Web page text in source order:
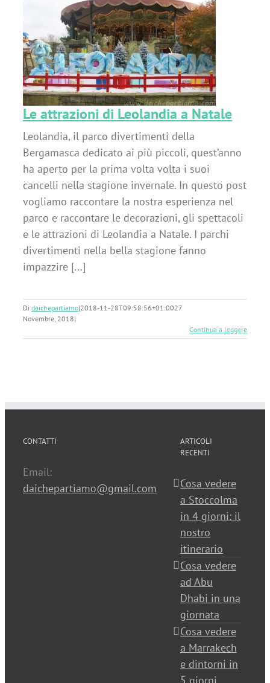
Le attrazioni di Leolandia a Natale
Leolandia, il parco divertimenti della
Bergamasca dedicato ai più piccoli, quest’anno
ha aperto per la prima volta volta i suoi
cancelli nella stagione invernale. In questo post
vogliamo raccontare la nostra esperienza nel
parco e raccontare le decorazioni, gli spettacoli
e le attrazioni di Leolandia a Natale. I parchi
divertimenti nella bella stagione fanno
impazzire [...]
Di daichepartiamo|2018-11-28T09:58:56+01:0027
Novembre, 2018|
Continua a leggere
CONTATTI
Email:
daichepartiamo@gmail.com
ARTICOLI
RECENTI
Cosa vedere
a Stoccolma
in 4 giorni: il
nostro
itinerario
Cosa vedere
ad Abu
Dhabi in una
giornata
Cosa vedere
a Marrakech
e dintorni in